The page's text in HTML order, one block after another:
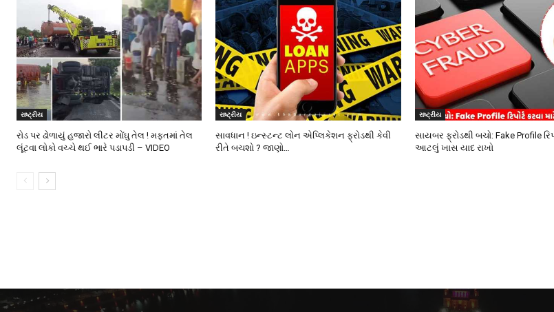
રાષ્ટ્રીય
રોડ પર ઢોળાયું હજારો લીટર મોંઘુ તેલ ! મફતમાં તેલ
લૂંટવા લોકો વચ્ચે થઈ ભારે પડાપડી – VIDEO
રાષ્ટ્રીય
સાવધાન ! ઇન્સ્ટન્ટ લોન એપ્લિકેશન ફ્રોડથી કેવી
રીતે બચશો ? જાણો…
રાષ્ટ્રીય
સાયબર ફ્રોડથી બચો: Fake Profile
આટલું ખાસ યાદ રાખો